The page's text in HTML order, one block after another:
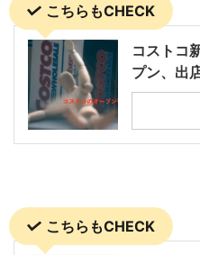
こちらもCHECK
コストコ
プン、出
こちらもCHECK